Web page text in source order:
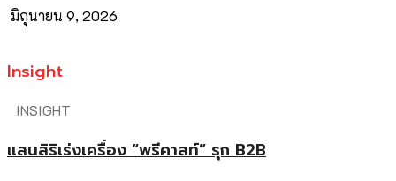
มิถุนายน 9, 2026
Insight
INSIGHT
แสนสิริเร่งเครื่อง “พรีคาสท์” รุก B2B